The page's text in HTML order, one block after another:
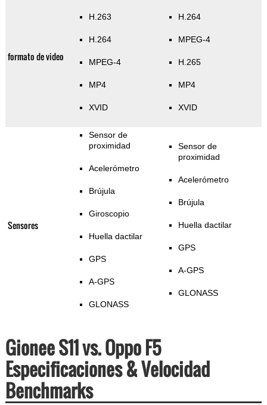
formato de video
H.263
H.264
MPEG-4
MP4
XVID
H.264
MPEG-4
H.265
MP4
XVID
Sensores
Sensor de
proximidad
Acelerómetro
Brújula
Giroscopio
Huella dactilar
GPS
A-GPS
GLONASS
Sensor de
proximidad
Acelerómetro
Brújula
Huella dactilar
GPS
A-GPS
GLONASS
Gionee S11 vs. Oppo F5
Especificaciones & Velocidad
Benchmarks